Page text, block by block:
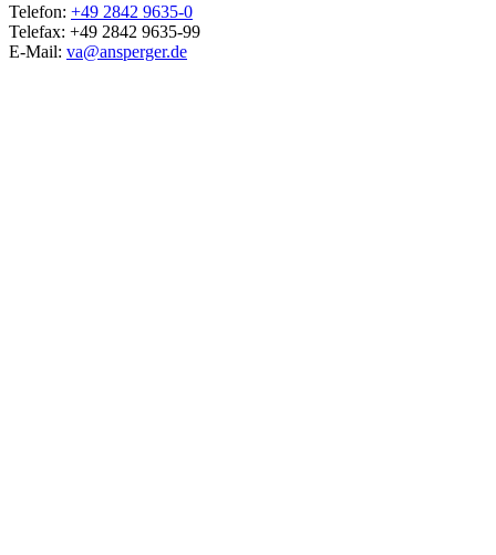
Telefon: +49 2842 9635-0
Telefax: +49 2842 9635-99
E-Mail: va@ansperger.de